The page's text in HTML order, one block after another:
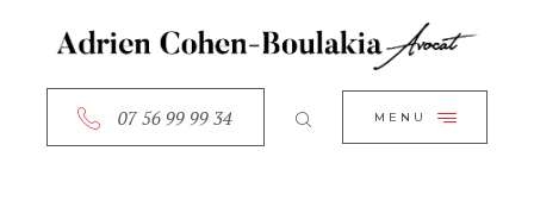
07 56 99 99 34 MENU
CLOSE
ACCUEIL
SERVICES